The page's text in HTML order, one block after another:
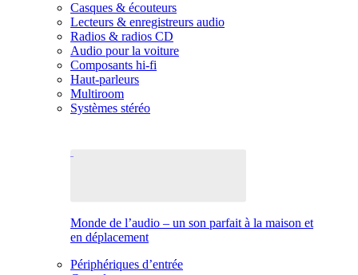
Casques & écouteurs
Lecteurs & enregistreurs audio
Radios & radios CD
Audio pour la voiture
Composants hi-fi
Haut-parleurs
Multiroom
Systèmes stéréo
Monde de l’audio – un son parfait à la maison et
en déplacement
Périphériques d’entrée